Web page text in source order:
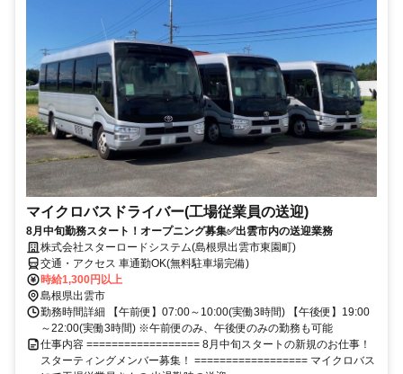
マイクロバスドライバー(工場従業員の送迎)
8月中旬勤務スタート！オープニング募集✅出雲市内の送迎業務
株式会社スターロードシステム(島根県出雲市東園町)
交通・アクセス 車通勤OK(無料駐車場完備)
時給1,300円以上
島根県出雲市
勤務時間詳細 【午前便】07:00～10:00(実働3時間) 【午後便】19:00
～22:00(実働3時間) ※午前便のみ、午後便のみの勤務も可能
仕事内容 ================== 8月中旬スタートの新規のお仕事！
スターティングメンバー募集！ ================== マイクロバス